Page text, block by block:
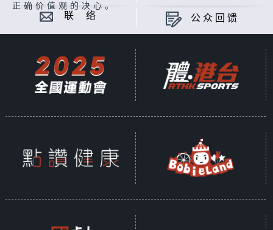
正确价值观的决心。
联 络 公众回馈